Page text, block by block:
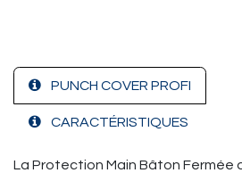
PUNCH COVER PROFI
CARACTÉRISTIQUES
La Protection Main Bâton Fermée